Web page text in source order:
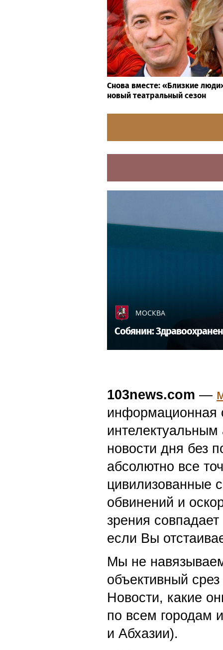
Снова вместе: «Близкие
новый театральный сезон
МОСКВА
Собянин:
103news.com —
информационная
новости дня без
абсолютно все
цивилизованные
обвинений и
зрения
если Вы
Мы не
объективный
Новости, какие
по всем городам
и Абхазии).